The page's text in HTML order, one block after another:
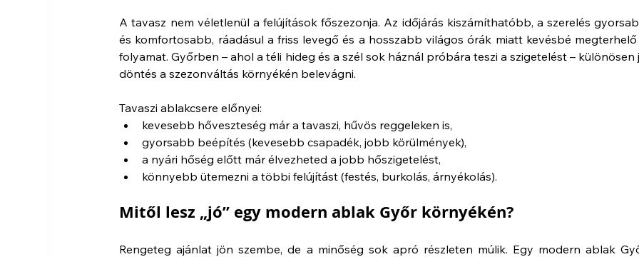
A tavasz nem véletlenül a felújítások főszezonja. Az időjárás kiszámíthatóbb, a szerelés
és komfortosabb, ráadásul a friss levegő és a hosszabb világos órák miatt kevésbé
folyamat. Győrben – ahol a téli hideg és a szél sok háznál próbára teszi a szigetelést – különösen
döntés a szezonváltás környékén belevágni.
Tavaszi ablakcsere előnyei:
kevesebb hőveszteség már a tavaszi, hűvös reggeleken is,
gyorsabb beépítés (kevesebb csapadék, jobb körülmények),
a nyári hőség előtt már élvezheted a jobb hőszigetelést,
könnyebb ütemezni a többi felújítást (festés, burkolás, árnyékolás).
Mitől lesz „jó” egy modern ablak Győr környékén?
Rengeteg ajánlat jön szembe, de a minőség sok apró részleten múlik. Egy modern ablak